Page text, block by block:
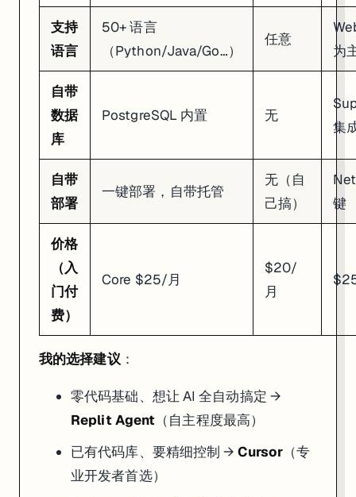
支持
语言
50+ 语言
（Python/Java/Go…）
任意
为
自带
数据
库
PostgreSQL 内置 无
集
自带
部署
一键部署，自带托管
无（自
己搞）
键
价格
（入
门付
费）
Core $25/月
$20/
月
我的选择建议 ：
零代码基础、想让 AI 全自动搞定 →
Replit Agent （自主程度最高）
已有代码库、要精细控制 →Cursor （专
业开发者首选）